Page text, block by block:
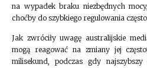
na wypadek braku niezbędnych
choćby do szybkiego regulowania
Jak zwróciły uwagę australijskie
mogą reagować na zmiany jej
milisekund, podczas gdy